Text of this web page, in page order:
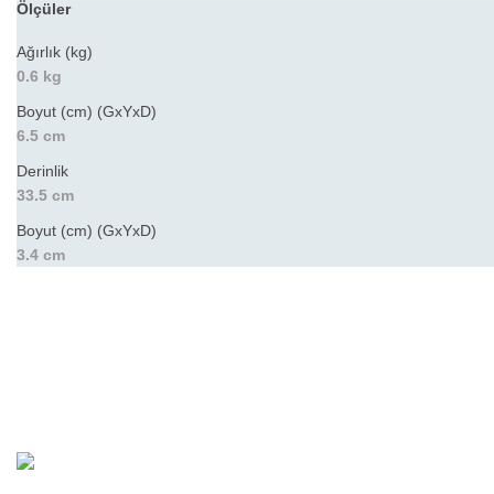
Ölçüler
Ağırlık (kg)
0.6 kg
Boyut (cm) (GxYxD)
6.5 cm
Derinlik
33.5 cm
Boyut (cm) (GxYxD)
3.4 cm